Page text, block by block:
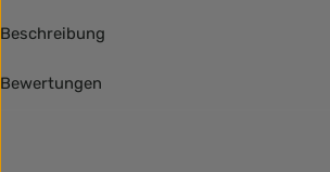
Beschreibung
Bewertungen